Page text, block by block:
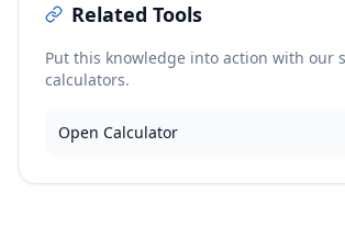
Related Tools
Put this knowledge into action with our
calculators.
Open Calculator